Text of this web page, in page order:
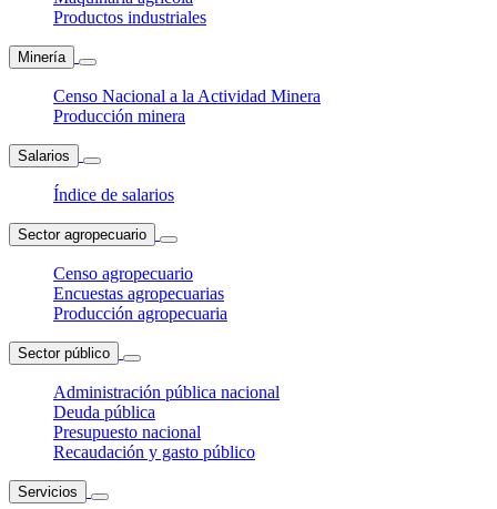
Productos industriales
Minería
Censo Nacional a la Actividad Minera
Producción minera
Salarios
Índice de salarios
Sector agropecuario
Censo agropecuario
Encuestas agropecuarias
Producción agropecuaria
Sector público
Administración pública nacional
Deuda pública
Presupuesto nacional
Recaudación y gasto público
Servicios